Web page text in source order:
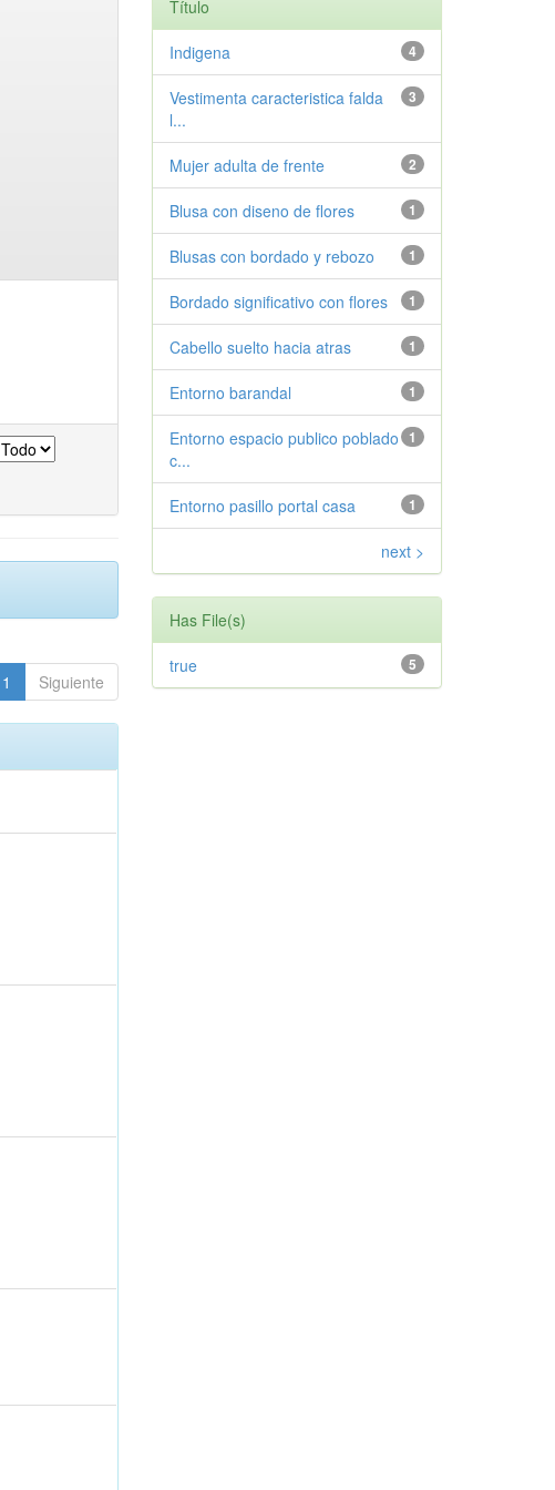
1 Siguiente
Título
4
Indigena
3
Vestimenta caracteristica falda
l...
2
Mujer adulta de frente
1
Blusa con diseno de flores
1
Blusas con bordado y rebozo
1
Bordado significativo con flores
1
Cabello suelto hacia atras
1
Entorno barandal
1
Entorno espacio publico poblado
c...
1
Entorno pasillo portal casa
next >
Has File(s)
5
true